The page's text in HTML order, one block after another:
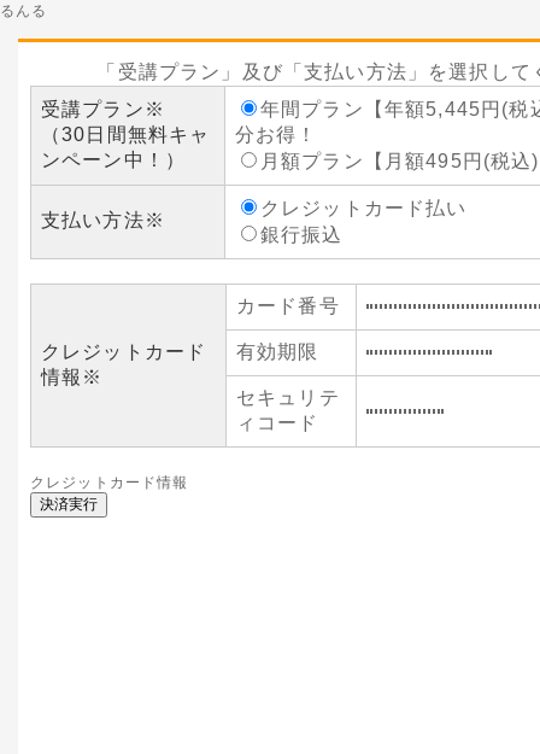
るんる
「受講プラン」及び「支払い方法」を選択して
受講プラン ※
（30日間無料キャ
ンペーン中！）
年間プラン【年額5,445円(税
分お得！
月額プラン【月額495円(税込
支払い方法※
クレジットカード払い
銀行振込
クレジットカード
情報 ※
カード番号
有効期限
セキュリテ
ィコード
クレジットカード情報
決済実行